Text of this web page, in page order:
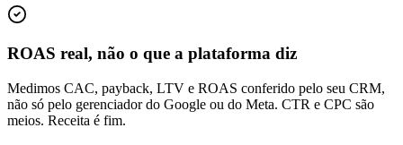
ROAS real, não o que a plataforma diz
Medimos CAC, payback, LTV e ROAS conferido pelo seu CRM,
não só pelo gerenciador do Google ou do Meta. CTR e CPC são
meios. Receita é fim.